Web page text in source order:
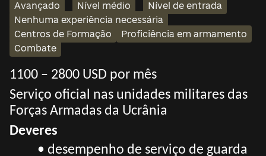
Avançado Nível médio
Nível de entrada
Nenhuma experiência necessária
Centros de Formação
Proficiência em armamento
Combate
1100 – 2800 USD por mês
Serviço oficial nas unidades militares das
Forças Armadas da Ucrânia
Deveres
• desempenho de serviço de guarda